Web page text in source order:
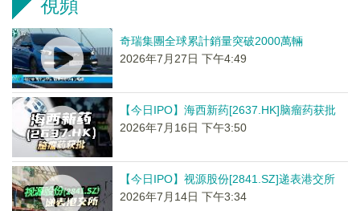
視頻
奇瑞集團全球累計銷量突破2000萬輛
2026年7月27日 下午4:49
【今日IPO】海西新药[2637.HK]脑瘤药获批
2026年7月16日 下午3:50
【今日IPO】视源股份[2841.SZ]递表港交所
2026年7月14日 下午3:34